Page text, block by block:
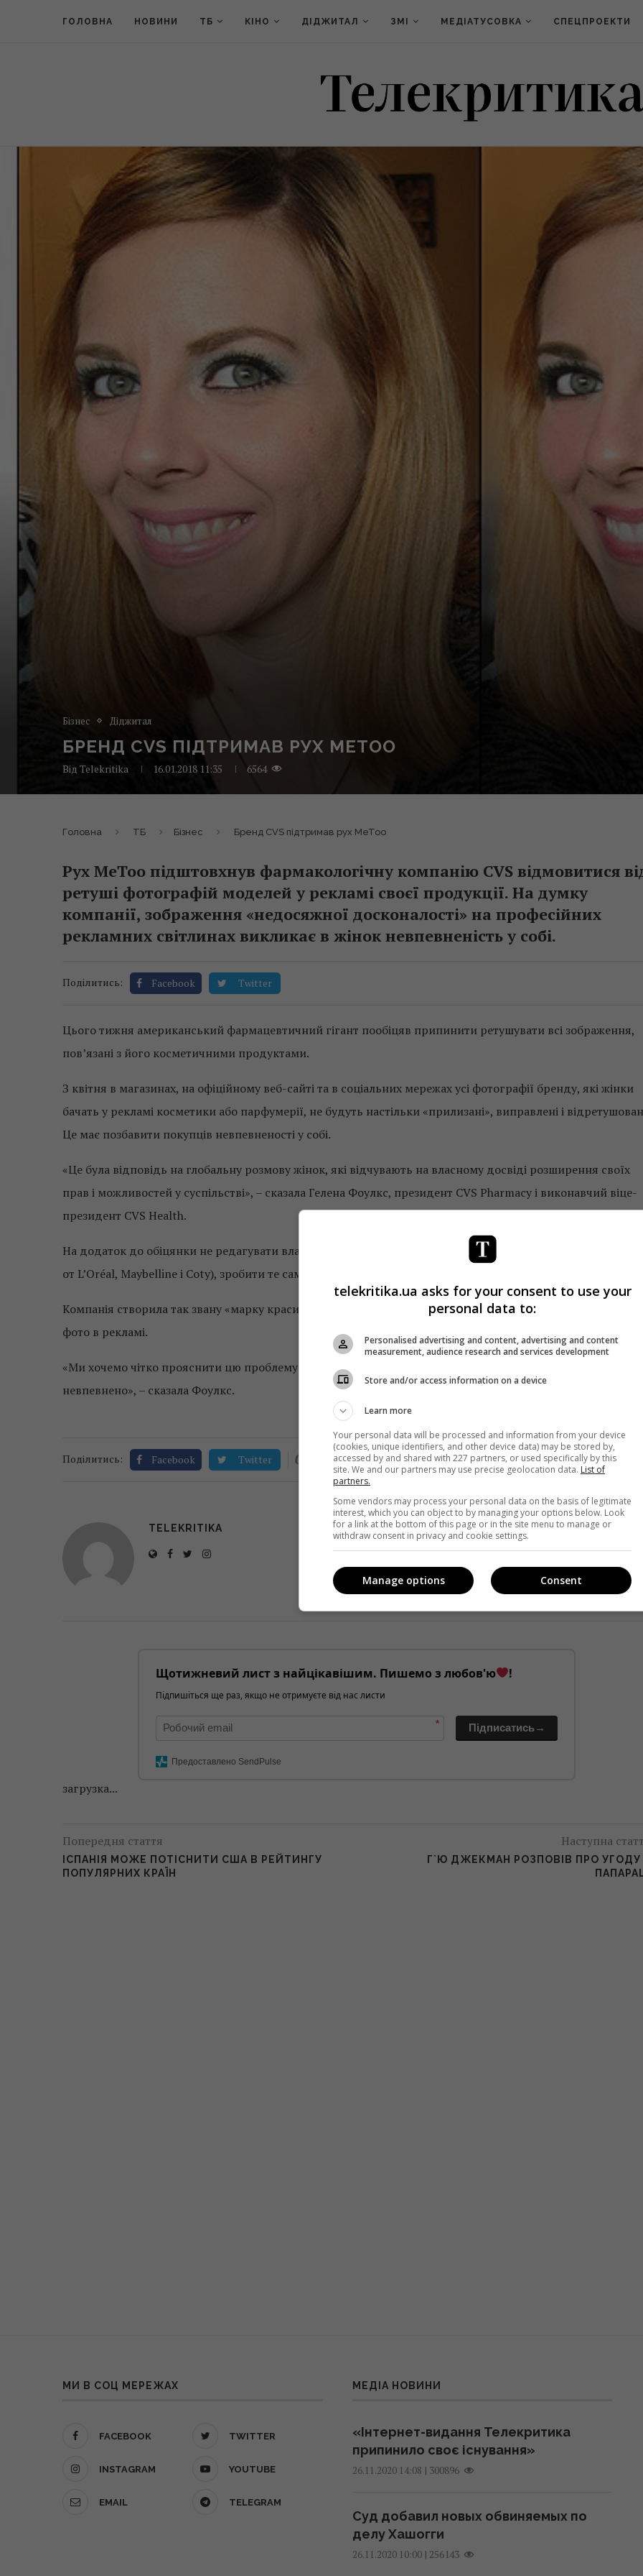
ГОЛОВНА НОВИНИ ТБ КІНО ДІДЖИТАЛ ЗМІ МЕДІАТУСОВКА СПЕЦПРОЕКТИ
Бізнес Діджитал
БРЕНД CVS ПІДТРИМАВ РУХ METOO
Від Telekritika 16.01.2018 11:35 6564
Головна ТБ Бізнес Бренд CVS підтримав рух MeToo
Рух MeToo підштовхнув фармакологічну компанію CVS відмовитися
ретуші фотографій моделей у рекламі своєї продукції. На думку
компанії, зображення «недосяжної досконалості» на професійних
рекламних світлинах викликає в жінок невпевненість у собі.
Поділитись: Facebook Twitter
Цього тижня американський фармацевтичний гігант пообіцяв припинити ретушувати всі зображення,
пов’язані з його косметичними продуктами.
З квітня в магазинах, на офіційному веб-сайті та в соціальних мережах усі фотографії бренду, які жінки
бачать у рекламі косметики або парфумерії, не будуть настільки «прилизані», виправлені і
Це має позбавити покупців невпевненості у собі.
«Це була відповідь на глобальну розмову жінок, які відчувають на власному досвіді розширення своїх
прав і можливостей у суспільстві», – сказала Гелена Фоулкс, президент CVS Pharmacy і виконавчий віце-
президент CVS Health.
На додаток до обіцянки не редагувати власні зображення, CVS також просить всі бренди, які продає (як
от L’Oréal, Maybelline і Coty), зробити те саме або позначити ретушовані зображення як «змінені».
Компанія створила так звану «марку краси» – символ серця в колі – яким позначатимуться всі змінені
фото в рекламі.
«Ми хочемо чітко прояснити цю проблему і зробити красу тим, що змушує жінок почуватися добре, а не
невпевнено», – сказала Фоулкс.
Поділитись: Facebook Twitter 0
TELEKRITIKA
Щотижневий лист з найцікавішим. Пишемо з любов'ю !
Підпишіться ще раз, якщо не отримуєте від нас листи
* Підписатись→
Предоставлено SendPulse
загрузка...
Попередня стаття
ІСПАНІЯ МОЖЕ ПОТІСНИТИ США В РЕЙТИНГУ
ПОПУЛЯРНИХ КРАЇН
Наступна
Г`Ю ДЖЕКМАН РОЗПОВІВ ПРО УГОДУ
МИ В СОЦ МЕРЕЖАХ
FACEBOOK TWITTER
INSTAGRAM YOUTUBE
EMAIL TELEGRAM
МЕДІА НОВИНИ
«Інтернет-видання Телекритика
припинило своє існування»
26.11.2020 14:08 | 300896
Суд добавил новых обвиняемых по
делу Хашогги
26.11.2020 10:00| 256143
telekritika.ua asks for your consent to use your
personal data to:
Personalised advertising and content, advertising and content
measurement, audience research and services development
Store and/or access information on a device
Learn more
Your personal data will be processed and information from your device
(cookies, unique identifiers, and other device data) may be stored by,
accessed by and shared with 227 partners, or used specifically by this
site. We and our partners may use precise geolocation data. List of
partners.
Some vendors may process your personal data on the basis of legitimate
interest, which you can object to by managing your options below. Look
for a link at the bottom of this page or in the site menu to manage or
withdraw consent in privacy and cookie settings.
Consent
Manage options